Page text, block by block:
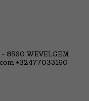
- 8560 WEVELGEM
+32477033160